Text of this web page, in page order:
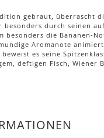
gebraut, überrascht
besonders durch seinen
besonders die Bananen-
Aromanote animiert
es seine
deftigen Fisch, Wiener